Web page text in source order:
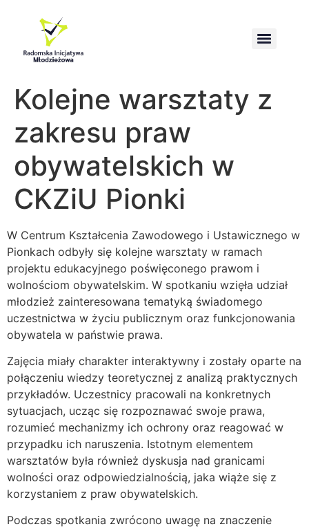
Kolejne warsztaty z
zakresu praw
obywatelskich w
CKZiU Pionki
W Centrum Kształcenia Zawodowego i Ustawicznego w
Pionkach odbyły się kolejne warsztaty w ramach
projektu edukacyjnego poświęconego prawom i
wolnościom obywatelskim. W spotkaniu wzięła udział
młodzież zainteresowana tematyką świadomego
uczestnictwa w życiu publicznym oraz funkcjonowania
obywatela w państwie prawa.
Zajęcia miały charakter interaktywny i zostały oparte na
połączeniu wiedzy teoretycznej z analizą praktycznych
przykładów. Uczestnicy pracowali na konkretnych
sytuacjach, ucząc się rozpoznawać swoje prawa,
rozumieć mechanizmy ich ochrony oraz reagować w
przypadku ich naruszenia. Istotnym elementem
warsztatów była również dyskusja nad granicami
wolności oraz odpowiedzialnością, jaka wiąże się z
korzystaniem z praw obywatelskich.
Podczas spotkania zwrócono uwagę na znaczenie